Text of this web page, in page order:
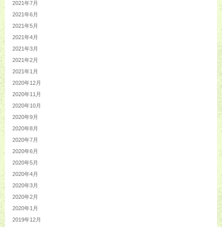
2021年7月
2021年6月
2021年5月
2021年4月
2021年3月
2021年2月
2021年1月
2020年12月
2020年11月
2020年10月
2020年9月
2020年8月
2020年7月
2020年6月
2020年5月
2020年4月
2020年3月
2020年2月
2020年1月
2019年12月